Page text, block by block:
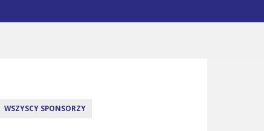
WSZYSCY SPONSORZY